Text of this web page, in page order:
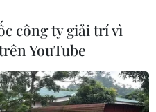
công ty giải trí vì
YouTube